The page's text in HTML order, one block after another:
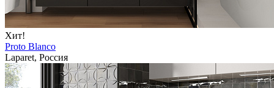
Хит!
Proto Blanco
Laparet, Россия